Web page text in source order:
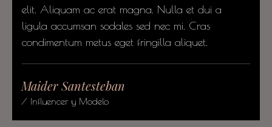
elit. Aliquam ac erat magna. Nulla et dui a
ligula accumsan sodales sed nec mi. Cras
condimentum metus eget fringilla aliquet.
Maider Santesteban
/ Influencer y Modelo